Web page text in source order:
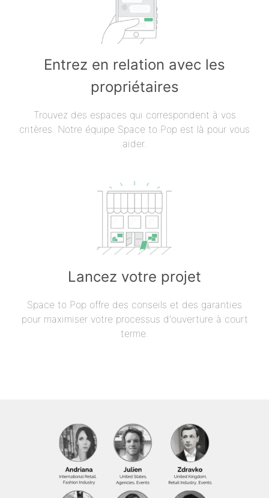
Entrez en relation avec les
propriétaires
Trouvez des espaces qui correspondent à vos
critères. Notre équipe Space to Pop est là pour vous
aider.
Lancez votre projet
Space to Pop offre des conseils et des garanties
pour maximiser votre processus d'ouverture à court
terme.